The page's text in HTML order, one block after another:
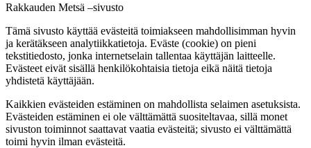
Rakkauden Metsä –sivusto
Tämä sivusto käyttää evästeitä toimiakseen mahdollisimman hyvin
ja kerätäkseen analytiikkatietoja. Eväste (cookie) on pieni
tekstitiedosto, jonka internetselain tallentaa käyttäjän laitteelle.
Evästeet eivät sisällä henkilökohtaisia tietoja eikä näitä tietoja
yhdistetä käyttäjään.
Kaikkien evästeiden estäminen on mahdollista selaimen asetuksista.
Evästeiden estäminen ei ole välttämättä suositeltavaa, sillä monet
sivuston toiminnot saattavat vaatia evästeitä; sivusto ei välttämättä
toimi hyvin ilman evästeitä.